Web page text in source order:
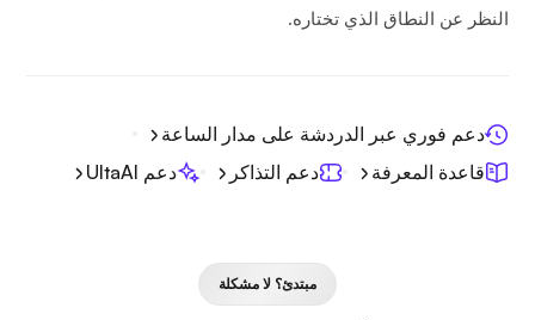
النظر عن النطاق الذي تختاره.
دعم فوري عبر الدردشة على مدار الساعة
قاعدة المعرفة
دعم التذاكر دعم UltaAI
مبتدئ؟ لا مشكلة